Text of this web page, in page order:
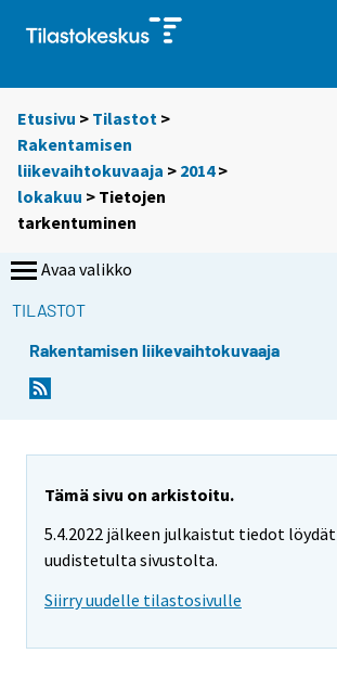
Etusivu > Tilastot >
Rakentamisen
liikevaihtokuvaaja > 2014>
lokakuu > Tietojen
tarkentuminen
Avaa valikko
TILASTOT
Rakentamisen liikevaihtokuvaaja
Tämä sivu on arkistoitu.
5.4.2022 jälkeen julkaistut tiedot löydät
uudistetulta sivustolta.
Siirry uudelle tilastosivulle